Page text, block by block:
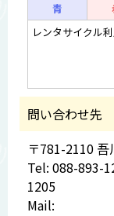
青
レンタサイクル
問い合わせ先
〒781-2110
Tel: 088-893-
1205
Mail: